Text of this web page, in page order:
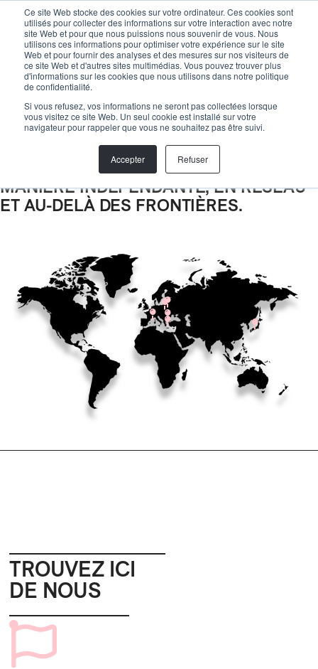
Ce site Web stocke des cookies sur votre ordinateur. Ces cookies sont
utilisés pour collecter des informations sur votre interaction avec notre
site Web et pour que nous puissions nous souvenir de vous. Nous
utilisons ces informations pour optimiser votre expérience sur le site
Web et pour fournir des analyses et des mesures sur nos visiteurs de
ce site Web et d'autres sites multimédias. Vous pouvez trouver plus
d'informations sur les cookies que nous utilisons dans notre politique
de confidentialité.
Si vous refusez, vos informations ne seront pas collectées lorsque
vous visitez ce site Web. Un seul cookie est installé sur votre
navigateur pour rappeler que vous ne souhaitez pas être suivi.
Accepter Refuser
Menu
ÔNJÔURALLEG
EMPLACEMENTS
NOUS SOMMES UNE ÉQUIPE, PEU
IMPORTE OÙ NOUS SOMMES. C'EST
POURQUOI NOUS TRAVAILLONS DE
MANIÈRE INDÉPENDANTE, EN RÉSEAU
ET AU-DELÀ DES FRONTIÈRES.
TROUVEZ ICI
DE NOUS